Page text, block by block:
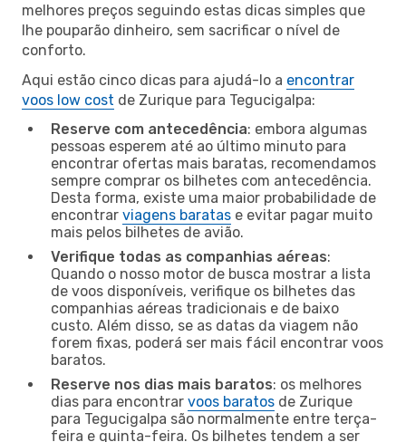
melhores preços seguindo estas dicas simples que
lhe pouparão dinheiro, sem sacrificar o nível de
conforto.
Aqui estão cinco dicas para ajudá-lo a encontrar
voos low cost de Zurique para Tegucigalpa:
Reserve com antecedência: embora algumas
pessoas esperem até ao último minuto para
encontrar ofertas mais baratas, recomendamos
sempre comprar os bilhetes com antecedência.
Desta forma, existe uma maior probabilidade de
encontrar viagens baratas e evitar pagar muito
mais pelos bilhetes de avião.
Verifique todas as companhias aéreas:
Quando o nosso motor de busca mostrar a lista
de voos disponíveis, verifique os bilhetes das
companhias aéreas tradicionais e de baixo
custo. Além disso, se as datas da viagem não
forem fixas, poderá ser mais fácil encontrar voos
baratos.
Reserve nos dias mais baratos: os melhores
dias para encontrar voos baratos de Zurique
para Tegucigalpa são normalmente entre terça-
feira e quinta-feira. Os bilhetes tendem a ser